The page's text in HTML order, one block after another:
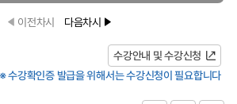
이전차시 다음차시
수강안내 및 수강신청
※ 수강확인증 발급을 위해서는 수강신청이 필요합니다